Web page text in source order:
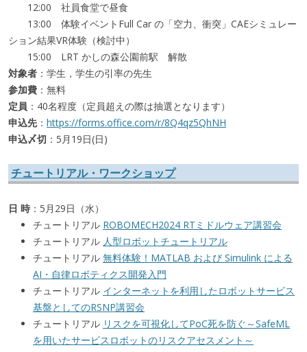
12:00 社員食堂で昼食
13:00 体験イベントFull Car の「空力、衝突」CAEシミュレー
ション結果VR体験（検討中）
15:00 LRT かしの森公園前駅 解散
対象者 ：学生，学生の引率の先生
参加費 ：無料
定員 ：40名程度（定員超えの際は抽選となります）
申込先 ： https://forms.office.com/r/8Q4qz5QhNH
申込〆切 ：5月19日(日)
チュートリアル・ワークショップ
日 時 ：5月29日（水）
チュートリアル ROBOMECH2024 RTミドルウェア講習会
チュートリアル 人型ロボットチュートリアル
チュートリアル 無料体験！MATLAB および Simulink による
AI・自律ロボティクス開発入門
チュートリアル インターネットを利用したロボットサービス
基盤としてのRSNP講習会
チュートリアル リスクを可視化してPoC死を防ぐ～SafeML
を用いたサービスロボットのリスクアセスメント～